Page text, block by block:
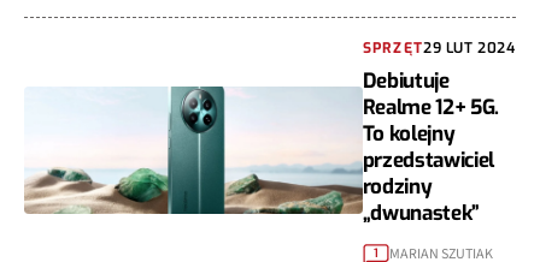
SPRZĘT29 LUT 2024
Debiutuje
Realme 12+ 5G.
To kolejny
przedstawiciel
rodziny
„dwunastek”
1 MARIAN SZUTIAK